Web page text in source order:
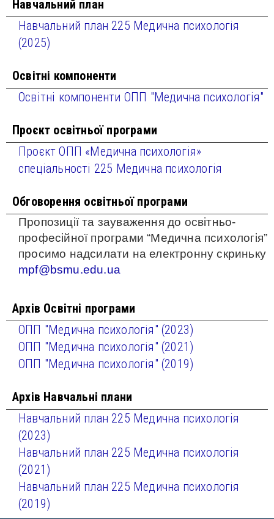
Навчальний план
Навчальний план 225 Медична психологія
(2025)
Освітні компоненти
Освітні компоненти ОПП "Медична психологія"
Проєкт освітньої програми
Проєкт ОПП «Медична психологія»
спеціальності 225 Медична психологія
Обговорення освітньої програми
Пропозиції та зауваження до освітньо-
професійної програми “Медична психологія”
просимо надсилати на електронну скриньку
mpf@bsmu.edu.ua
Архів Освітні програми
ОПП "Медична психологія" (2023)
ОПП "Медична психологія" (2021)
ОПП "Медична психологія" (2019)
Архів Навчальні плани
Навчальний план 225 Медична психологія
(2023)
Навчальний план 225 Медична психологія
(2021)
Навчальний план 225 Медична психологія
(2019)